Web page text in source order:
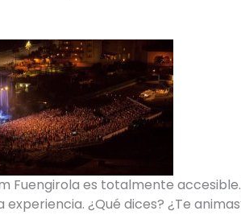
Fuengirola es totalmente
¿Qué dices? ¿Te